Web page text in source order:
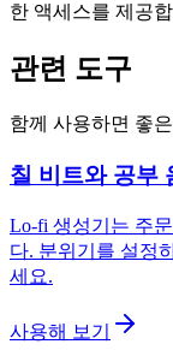
한 액세스를 제공
관련 도구
함께 사용하면 좋
칠 비트와 공부
Lo-fi 생성기는 주
다. 분위기를 설정
세요.
사용해 보기